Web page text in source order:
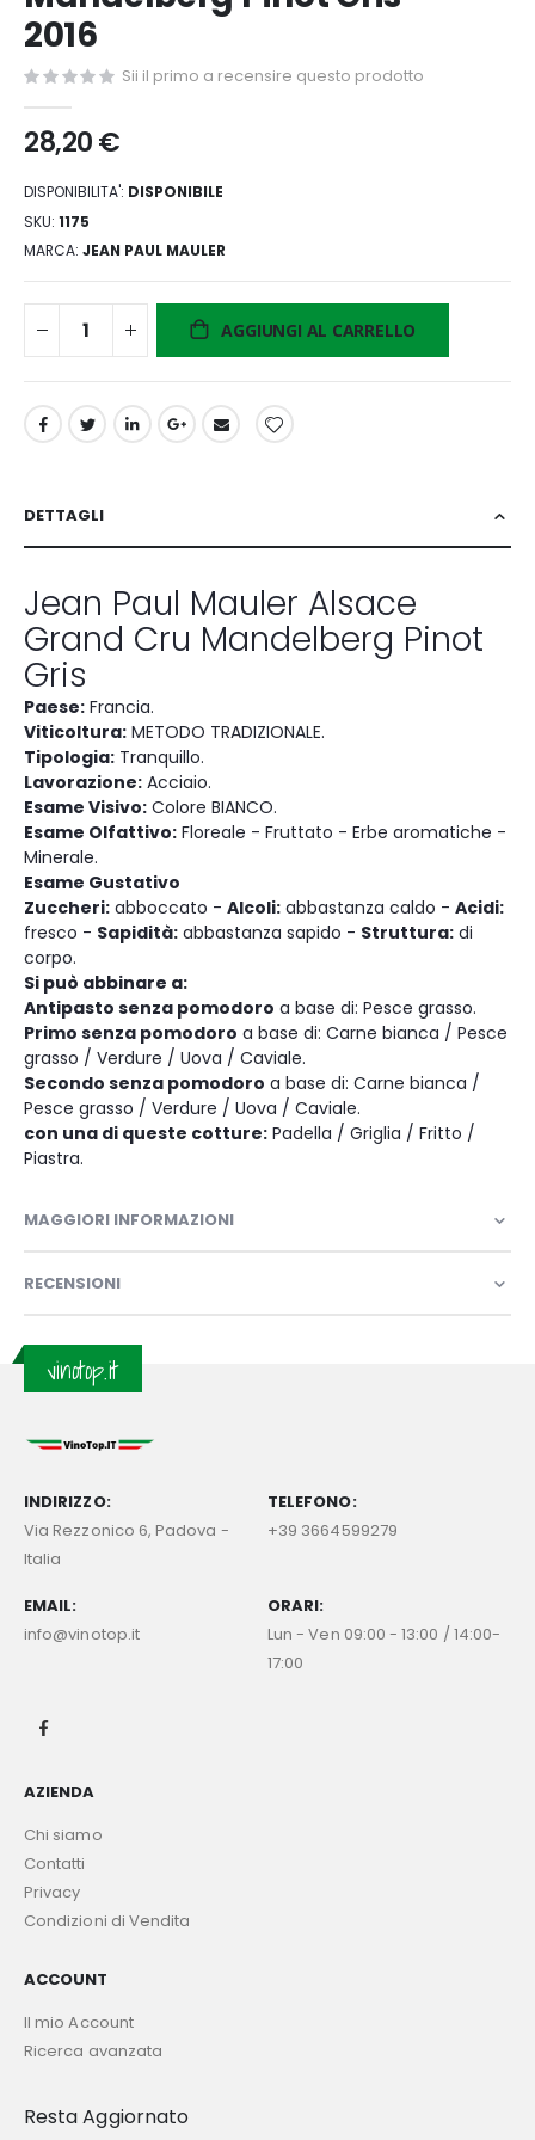
di
immagini
2016
Sii il primo a recensire questo prodotto
28,20 €
DISPONIBILITA': DISPONIBILE
SKU 1175
MARCA JEAN PAUL MAULER
AGGIUNGI AL CARRELLO
DETTAGLI
Jean Paul Mauler Alsace
Grand Cru Mandelberg Pinot
Gris
Paese: Francia.
Viticoltura: METODO TRADIZIONALE.
Tipologia: Tranquillo.
Lavorazione: Acciaio.
Esame Visivo: Colore BIANCO.
Esame Olfattivo: Floreale - Fruttato - Erbe aromatiche -
Minerale.
Esame Gustativo
Zuccheri: abboccato - Alcoli: abbastanza caldo - Acidi:
fresco - Sapidità: abbastanza sapido - Struttura: di
corpo.
Si può abbinare a:
Antipasto senza pomodoro a base di: Pesce grasso.
Primo senza pomodoro a base di: Carne bianca / Pesce
grasso / Verdure / Uova / Caviale.
Secondo senza pomodoro a base di: Carne bianca /
Pesce grasso / Verdure / Uova / Caviale.
con una di queste cotture: Padella / Griglia / Fritto /
Piastra.
MAGGIORI INFORMAZIONI
RECENSIONI
vinotop.it
INDIRIZZO:
Via Rezzonico 6, Padova -
Italia
TELEFONO:
+39 3664599279
EMAIL:
info@vinotop.it
ORARI:
Lun - Ven 09:00 - 13:00 / 14:00-
17:00
AZIENDA
Chi siamo
Contatti
Privacy
Condizioni di Vendita
ACCOUNT
Il mio Account
Ricerca avanzata
Resta Aggiornato